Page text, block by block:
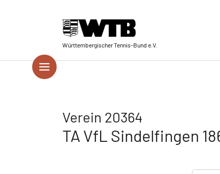
Württembergischer Tennis-Bund e.V.
Verein 20364
TA VfL Sindelfingen